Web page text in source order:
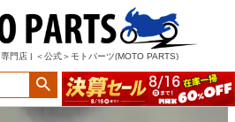
専門店 | ＜公式＞モトパーツ(MOTO PARTS)